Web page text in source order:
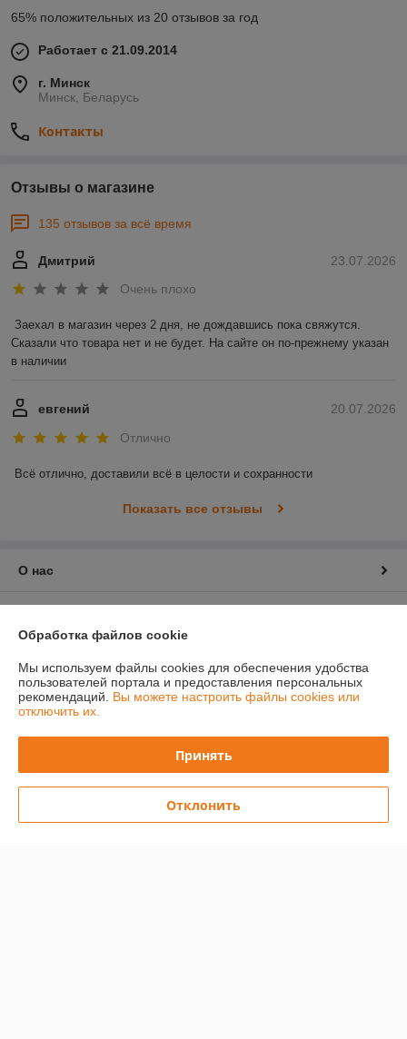
65% положительных из 20 отзывов за год
Работает с 21.09.2014
г. Минск
Минск, Беларусь
Контакты
Отзывы о магазине
135 отзывов за всё время
23.07.2026
Дмитрий
Очень плохо
Заехал в магазин через 2 дня, не дождавшись пока свяжутся.
Сказали что товара нет и не будет. На сайте он по-прежнему указан
в наличии
20.07.2026
евгений
Отлично
Всё отлично, доставили всё в целости и сохранности
Показать все отзывы
О нас
Полная версия сайта
Политика обработки cookies
Сайт создан на платформе Deal.by
Обработка файлов cookie
Мы используем файлы cookies для обеспечения удобства
пользователей портала и предоставления персональных
рекомендаций. Вы можете настроить файлы cookies или
отключить их.
Принять
Отклонить